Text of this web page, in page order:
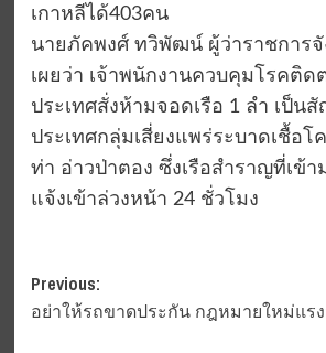
เกาหลีได้403คน
นายภัคพงศ์ ทวิพัฒน์ ผู้ว่าราชการจั
เผยว่า เจ้าพนักงานควบคุมโรคติด
ประเทศสั่งห้ามจอดเรือ 1 ลำ เป็น
ประเทศกลุ่มเสี่ยงแพร่ระบาดเชื้อโ
ท่า อ่าวป่าตอง ซึ่งเรือสำราญที่เข้า
แจ้งเข้าล่วงหน้า 24 ชั่วโมง
Post
navigation
Previous:
อย่าให้รถขาดประกัน​ กฎหมายใหม่แร